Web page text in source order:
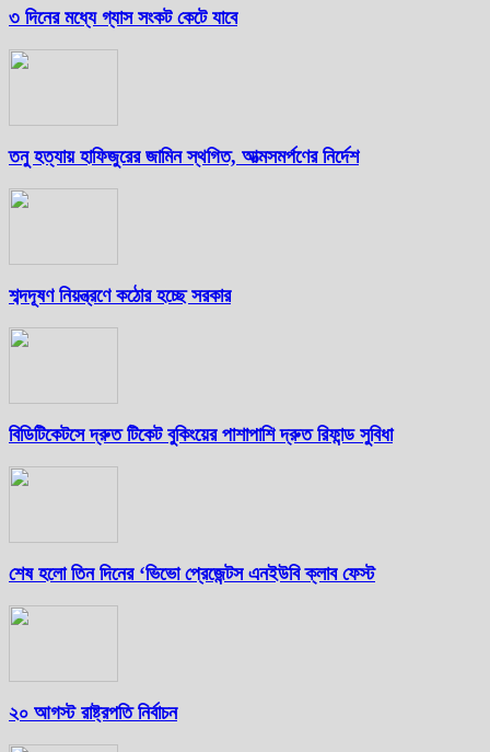
৩ দিনের মধ্যে গ্যাস সংকট কেটে যাবে
তনু হত্যায় হাফিজুরের জামিন স্থগিত, আত্মসমর্পণের নির্দেশ
শব্দদূষণ নিয়ন্ত্রণে কঠোর হচ্ছে সরকার
বিডিটিকেটসে দ্রুত টিকেট বুকিংয়ের পাশাপাশি দ্রুত রিফান্ড সুবিধা
শেষ হলো তিন দিনের ‘ভিভো প্রেজেন্টস এনইউবি ক্লাব ফেস্ট
২০ আগস্ট রাষ্ট্রপতি নির্বাচন